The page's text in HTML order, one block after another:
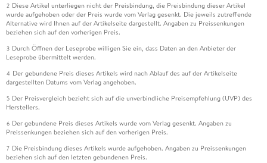
2 Diese Artikel unterliegen nicht der Preisbindung, die Preisbindung dieser Artikel
wurde aufgehoben oder der Preis wurde vom Verlag gesenkt. Die jeweils zutreffende
Alternative wird Ihnen auf der Artikelseite dargestellt. Angaben zu Preissenkungen
beziehen sich auf den vorherigen Preis.
3 Durch Öffnen der Leseprobe willigen Sie ein, dass Daten an den Anbieter der
Leseprobe übermittelt werden.
4 Der gebundene Preis dieses Artikels wird nach Ablauf des auf der Artikelseite
dargestellten Datums vom Verlag angehoben.
5 Der Preisvergleich bezieht sich auf die unverbindliche Preisempfehlung (UVP) des
Herstellers.
6 Der gebundene Preis dieses Artikels wurde vom Verlag gesenkt. Angaben zu
Preissenkungen beziehen sich auf den vorherigen Preis.
7 Die Preisbindung dieses Artikels wurde aufgehoben. Angaben zu Preissenkungen
beziehen sich auf den letzten gebundenen Preis.